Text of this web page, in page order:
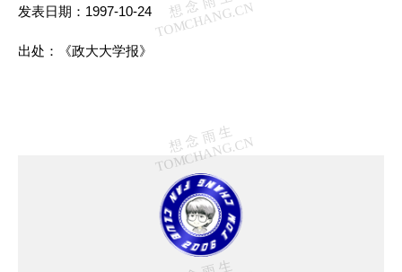
发表日期：1997-10-24
出处：《政大大学报》